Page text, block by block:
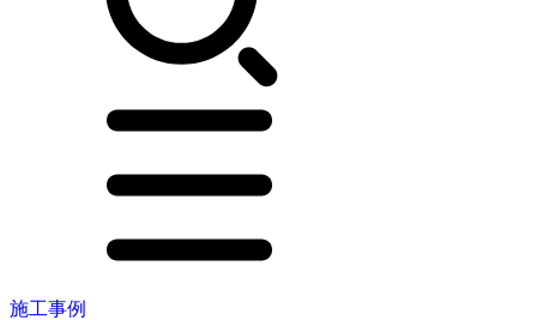
施工事例